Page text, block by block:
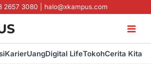
2657 3080 halo@xkampus.com
KarierUangDigital LifeTokohCerita Kita